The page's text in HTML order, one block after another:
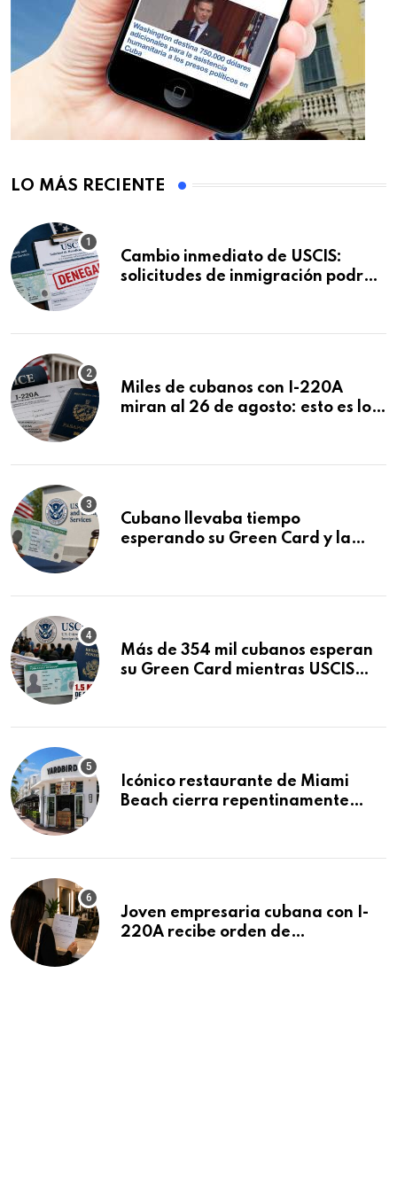
LO MÁS RECIENTE
Cambio inmediato de USCIS:
solicitudes de inmigración podrán
Miles de cubanos con I-220A
miran al 26 de agosto: esto es lo
Cubano llevaba tiempo
esperando su Green Card y la
Más de 354 mil cubanos esperan
su Green Card mientras USCIS
Icónico restaurante de Miami
Beach cierra repentinamente
Joven empresaria cubana con I-
220A recibe orden de